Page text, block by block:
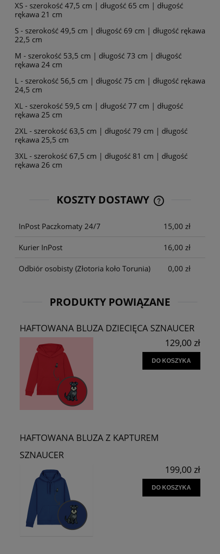
XS - szerokość 47,5 cm | długość 65 cm | długość
rękawa 21 cm
S - szerokość 49,5 cm | długość 69 cm | długość rękawa
22,5 cm
M - szerokość 53,5 cm | długość 73 cm | długość
rękawa 24 cm
L - szerokość 56,5 cm | długość 75 cm | długość rękawa
24,5 cm
XL - szerokość 59,5 cm | długość 77 cm | długość
rękawa 25 cm
2XL - szerokość 63,5 cm | długość 79 cm | długość
rękawa 25,5 cm
3XL - szerokość 67,5 cm | długość 81 cm | długość
rękawa 26 cm
KOSZTY DOSTAWY
CENA NIE
InPost Paczkomaty 24/7 15,00 zł
Kurier InPost 16,00 zł
Odbiór osobisty (Złotoria koło Torunia) 0,00 zł
PRODUKTY POWIĄZANE
HAFTOWANA BLUZA DZIECIĘCA SZNAUCER
129,00 zł
DO KOSZYKA
HAFTOWANA BLUZA Z KAPTUREM
SZNAUCER
199,00 zł
DO KOSZYKA